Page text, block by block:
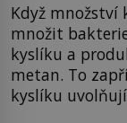
Když množství
množit
kyslíku a
metan. To
kyslíku